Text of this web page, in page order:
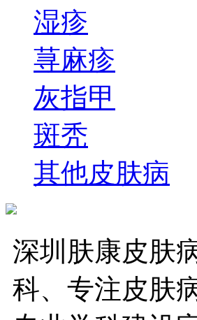
湿疹
荨麻疹
灰指甲
斑秃
其他皮肤病
深圳肤康皮肤
科、专注皮肤